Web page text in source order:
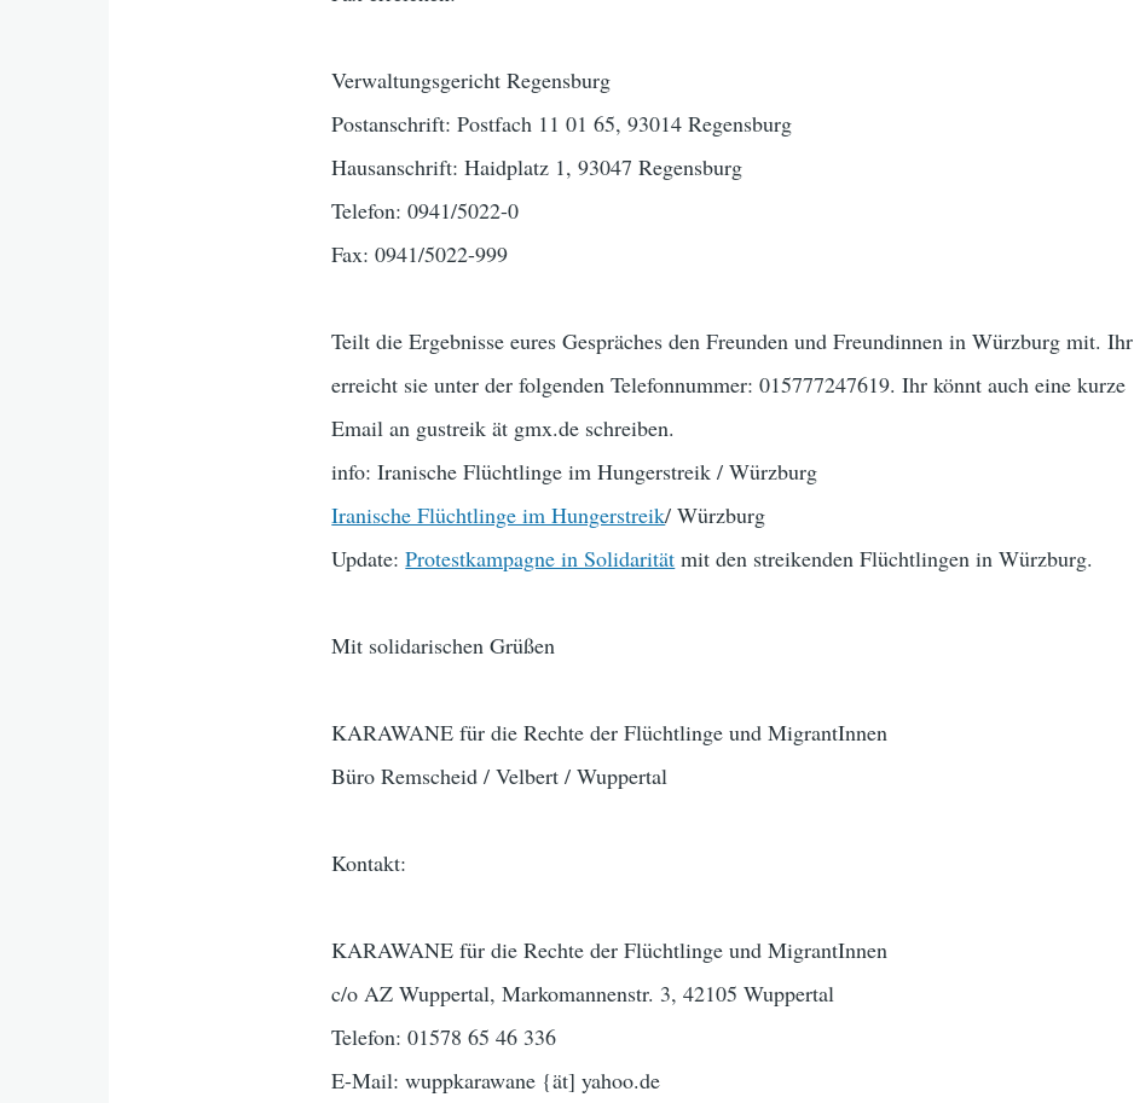
Verwaltungsgericht Regensburg
Postanschrift: Postfach 11 01 65, 93014 Regensburg
Hausanschrift: Haidplatz 1, 93047 Regensburg
Telefon: 0941/5022-0
Fax: 0941/5022-999
Teilt die Ergebnisse eures Gespräches den Freunden und Freundinnen in Würzburg mit. Ihr
erreicht sie unter der folgenden Telefonnummer: 015777247619. Ihr könnt auch eine kurze
Email an gustreik ät gmx.de schreiben.
info: Iranische Flüchtlinge im Hungerstreik / Würzburg
Iranische Flüchtlinge im Hungerstreik/ Würzburg
Update:Protestkampagne in Solidarität mit den streikenden Flüchtlingen in Würzburg.
Mit solidarischen Grüßen
KARAWANE für die Rechte der Flüchtlinge und MigrantInnen
Büro Remscheid / Velbert / Wuppertal
Kontakt:
KARAWANE für die Rechte der Flüchtlinge und MigrantInnen
c/o AZ Wuppertal, Markomannenstr. 3, 42105 Wuppertal
Telefon: 01578 65 46 336
E-Mail: wuppkarawane {ät] yahoo.de